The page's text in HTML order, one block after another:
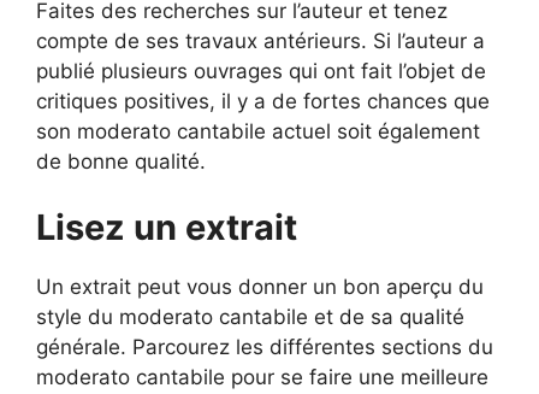
Faites des recherches sur l’auteur et tenez
compte de ses travaux antérieurs. Si l’auteur a
publié plusieurs ouvrages qui ont fait l’objet de
critiques positives, il y a de fortes chances que
son moderato cantabile actuel soit également
de bonne qualité.
Lisez un extrait
Un extrait peut vous donner un bon aperçu du
style du moderato cantabile et de sa qualité
générale. Parcourez les différentes sections du
moderato cantabile pour se faire une meilleure